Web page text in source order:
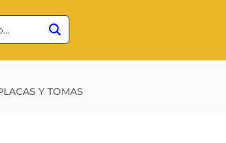
Y TOMAS